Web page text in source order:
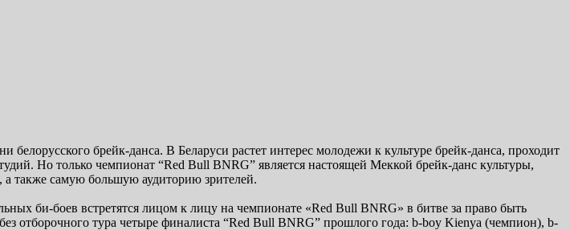
брейк-данса. В Беларуси растет интерес молодежи к культуре брейк-данса, проходит
Но только чемпионат “Red Bull BNRG” является настоящей Меккой брейк-данс культуры,
также самую большую аудиторию зрителей.
би-боев встретятся лицом к лицу на чемпионате «Red Bull BNRG» в битве за право быть
отборочного тура четыре финалиста “Red Bull BNRG” прошлого года: b-boy Kienya (чемпион), b-